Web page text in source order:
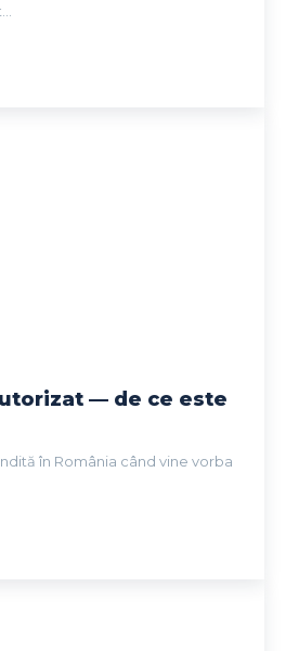
— de ce este
în România când vine vorba